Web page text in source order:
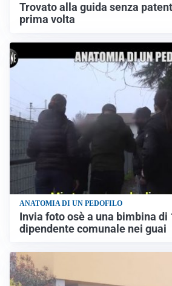
Trovato alla guida senza
prima volta
ANATOMIA DI UN PEDOFILO
Invia foto osè a una bimbina di
dipendente comunale nei guai